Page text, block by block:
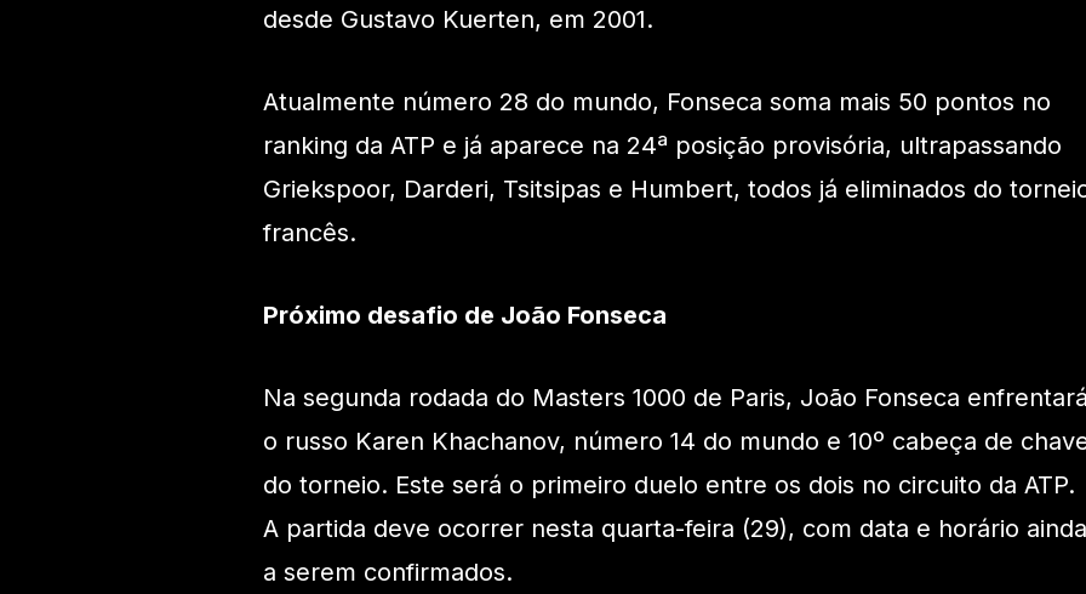
desde Gustavo Kuerten, em 2001.
Atualmente número 28 do mundo, Fonseca soma mais 50 pontos no
ranking da ATP e já aparece na 24ª posição provisória, ultrapassando
Griekspoor, Darderi, Tsitsipas e Humbert, todos já eliminados do
francês.
Próximo desafio de João Fonseca
Na segunda rodada do Masters 1000 de Paris, João Fonseca
o russo Karen Khachanov, número 14 do mundo e 10º cabeça de
do torneio. Este será o primeiro duelo entre os dois no circuito da ATP.
A partida deve ocorrer nesta quarta-feira (29), com data e horário ainda
a serem confirmados.